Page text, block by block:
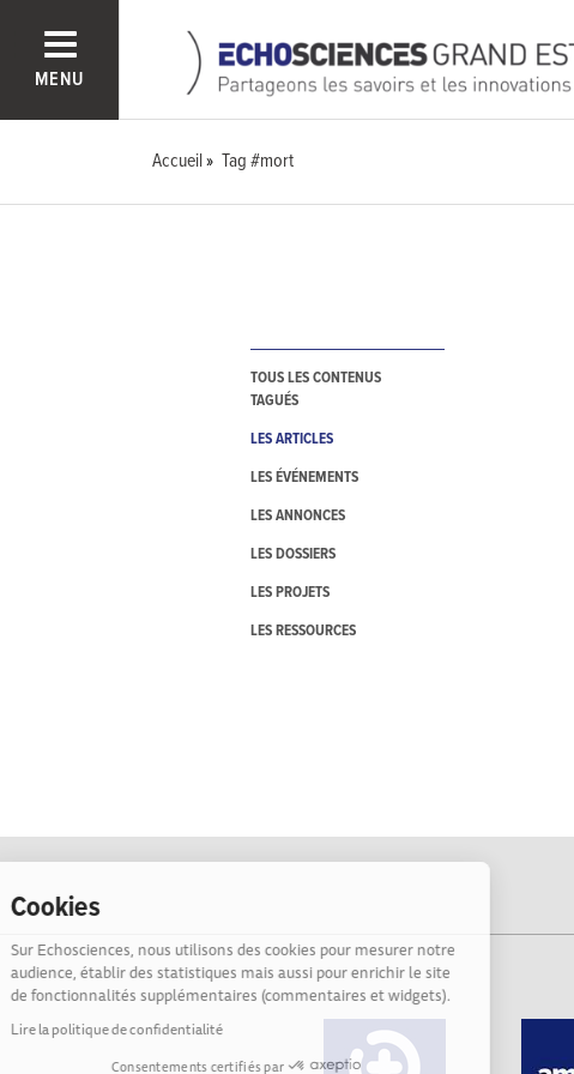
Cookies
Sur Echosciences, nous utilisons des cookies pour mesurer notre
audience, établir des statistiques mais aussi pour enrichir le site
de fonctionnalités supplémentaires (commentaires et widgets).
Lire la politique de confidentialité
Consentements certifiés par
MENU
Accueil Tag #mort
TOUS LES CONTENUS
TAGUÉS
LES ARTICLES
LES ÉVÉNEMENTS
LES ANNONCES
LES DOSSIERS
LES PROJETS
LES RESSOURCES